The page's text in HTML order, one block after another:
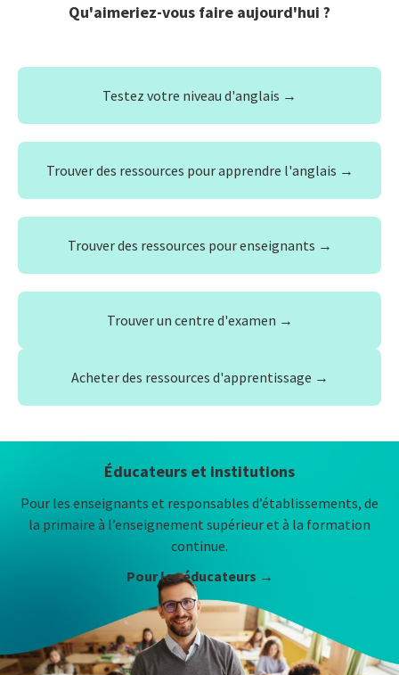
Qu'aimeriez-vous faire aujourd'hui ?
Testez votre niveau d'anglais →
Trouver des ressources pour apprendre l'anglais →
Trouver des ressources pour enseignants →
Trouver un centre d'examen →
Acheter des ressources d'apprentissage →
Éducateurs et institutions
Pour les enseignants et responsables d’établissements, de
la primaire à l’enseignement supérieur et à la formation
continue.
Pour les éducateurs →